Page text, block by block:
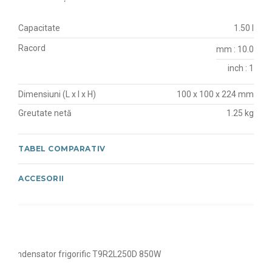
Capacitate 1.50 l
Racord
mm : 10.0
inch : 1
Dimensiuni (L x l x H)
100 x 100 x 224 mm
Greutate netă
1.25 kg
TABEL COMPARATIV
ACCESORII